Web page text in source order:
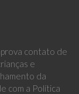
contato de
e
da
com a Política